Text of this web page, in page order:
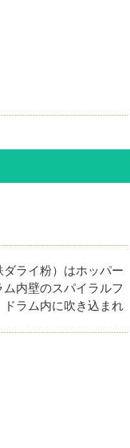
ライ粉）はホッパー
内壁のスパイラルフ
ラム内に吹き込まれ